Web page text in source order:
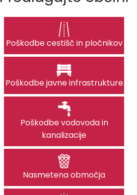
Poškodbe cestišč in pločnikov
Poškodbe javne infrastrukture
Poškodbe vodovoda in
kanalizacije
Nasmetena območja